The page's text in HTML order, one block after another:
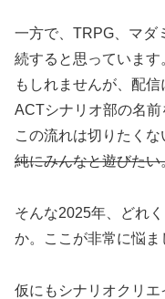
一方で、TRPG、マダ
続すると思っていま
もしれませんが、配
ACTシナリオ部の名前
この流れは切りたくな
純にみんなと遊びたい
そんな2025年、どれ
か。ここが非常に悩ま
仮にもシナリオクリ